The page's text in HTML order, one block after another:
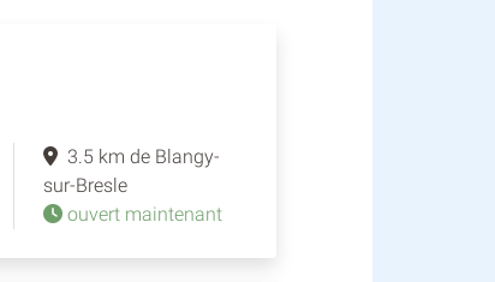
3.5 km de Blangy-
sur-Bresle
ouvert maintenant